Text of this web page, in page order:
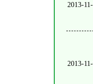
2013-
2013-